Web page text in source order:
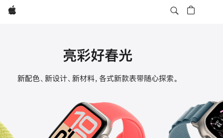
Apple
Apple
亮彩好春光
新配色、新设计、新材料，各式新款表带随心探索。